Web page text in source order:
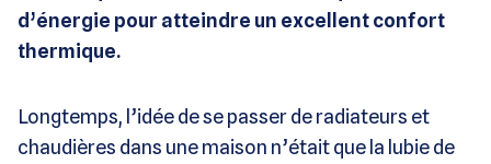
d’énergie pour atteindre un excellent confort
thermique.
Longtemps, l’idée de se passer de radiateurs et
chaudières dans une maison n’était que la lubie de